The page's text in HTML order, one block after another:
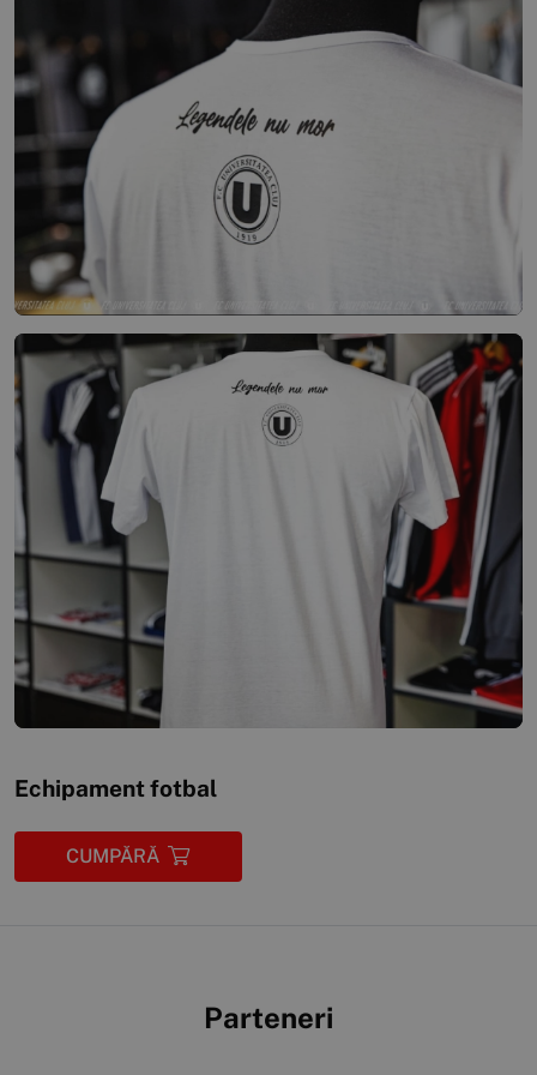
Echipament fotbal
CUMPĂRĂ
Parteneri